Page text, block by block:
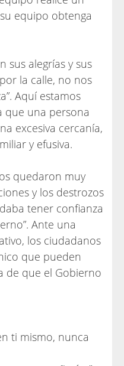
equipo obtenga
sus alegrías y sus
la calle, no nos
Aquí estamos
que una persona
excesiva cercanía,
y efusiva.
quedaron muy
y los destrozos
tener confianza
Ante una
los ciudadanos
que pueden
de que el Gobierno
ti mismo, nunca